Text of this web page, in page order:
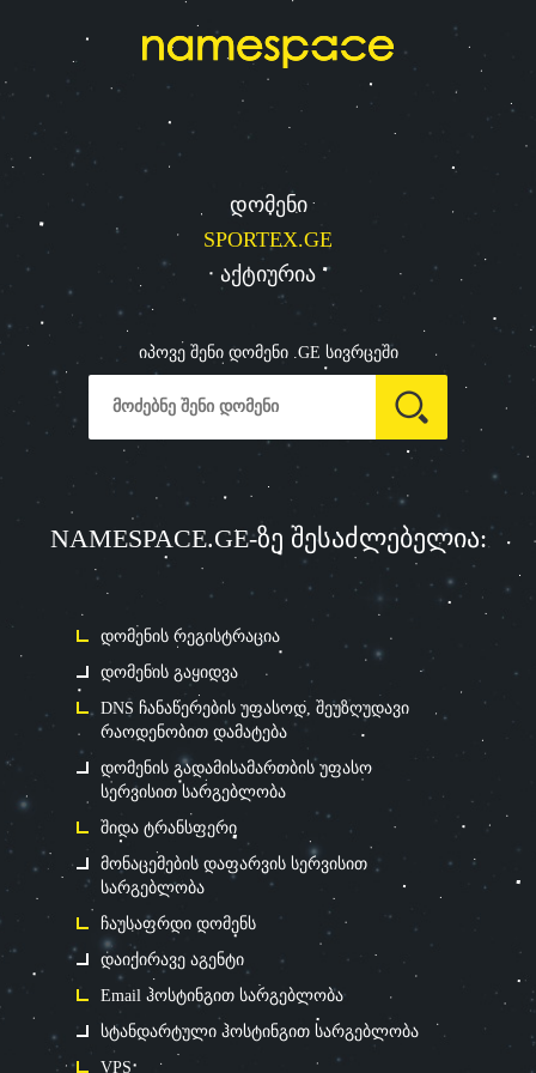
დომენი
SPORTEX.GE
აქტიურია
იპოვე შენი დომენი .GE სივრცეში
NAMESPACE.GE-ზე შესაძლებელია:
დომენის რეგისტრაცია
დომენის გაყიდვა
DNS ჩანაწერების უფასოდ, შეუზღუდავი
რაოდენობით დამატება
დომენის გადამისამართბის უფასო
სერვისით სარგებლობა
შიდა ტრანსფერი
მონაცემების დაფარვის სერვისით
სარგებლობა
ჩაუსაფრდი დომენს
დაიქირავე აგენტი
Email ჰოსტინგით სარგებლობა
სტანდარტული ჰოსტინგით სარგებლობა
VPS